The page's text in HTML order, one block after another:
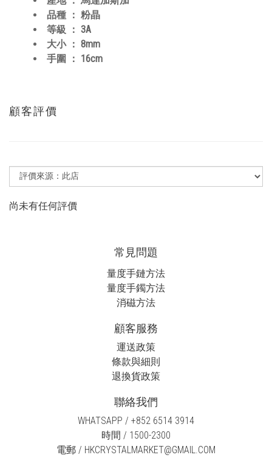
品種 ： 粉晶
等級 ： 3A
大小 ： 8mm
手圍 ： 16cm
顧客評價
尚未有任何評價
常見問題
量度手鏈方法
量度手鐲方法
消磁方法
顧客服務
運送政策
條款與細則
退換貨政策
聯絡我們
WHATSAPP / +852 6514 3914
時間 / 1500-2300
電郵 / HKCRYSTALMARKET@GMAIL.COM